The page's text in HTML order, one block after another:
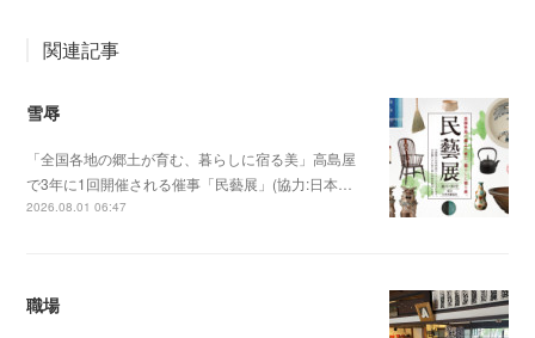
関連記事
雪辱
「全国各地の郷土が育む、暮らしに宿る美」高島屋
で3年に1回開催される催事「民藝展」(協力:日本…
2026.08.01 06:47
職場